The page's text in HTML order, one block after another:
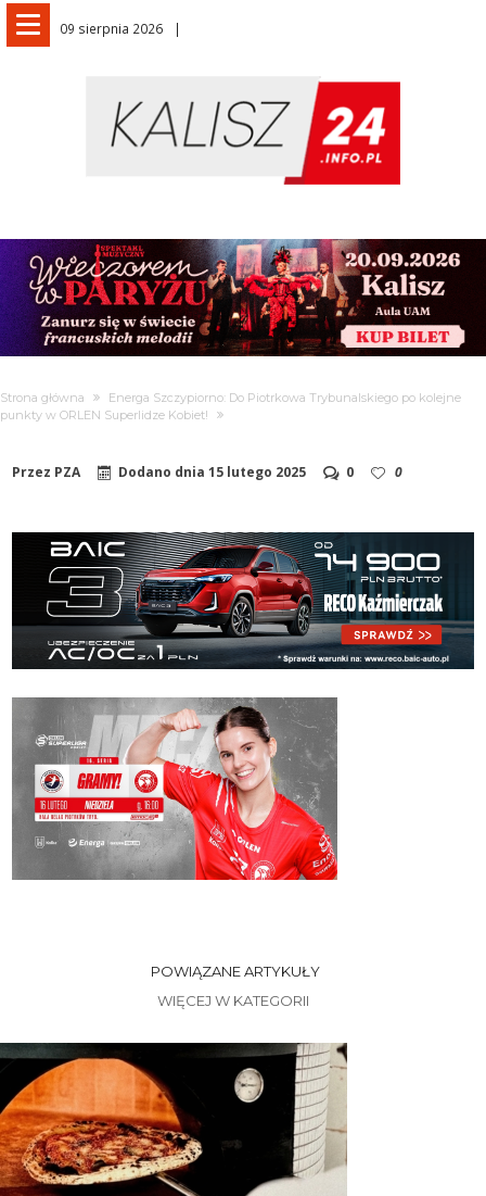
09 sierpnia 2026
Strona główna
Energa Szczypiorno: Do Piotrkowa Trybunalskiego po kolejne
punkty w ORLEN Superlidze Kobiet!
Przez PZA Dodano dnia15 lutego 2025 0 0
POWIĄZANE ARTYKUŁY
WIĘCEJ W KATEGORII